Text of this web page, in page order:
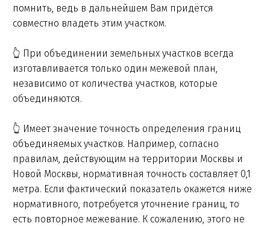
помнить, ведь в дальнейшем Вам придётся
совместно владеть этим участком.
👆 При объединении земельных участков всегда
изготавливается только один межевой план,
независимо от количества участков, которые
объединяются.
👆 Имеет значение точность определения границ
объединяемых участков. Например, согласно
правилам, действующим на территории Москвы и
Новой Москвы, нормативная точность составляет 0,1
метра. Если фактический показатель окажется ниже
нормативного, потребуется уточнение границ, то
есть повторное межевание. К сожалению, этого не